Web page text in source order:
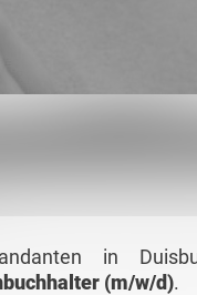
in
(m/w/d).